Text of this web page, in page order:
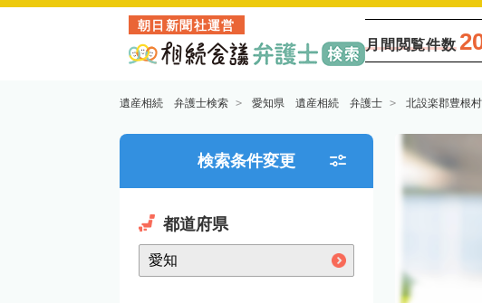
朝日新聞社運営
月間閲覧件数
遺産相続 弁護士検索 愛知県 遺産相続 弁護士 北設楽郡豊根
検索条件変更
都道府県